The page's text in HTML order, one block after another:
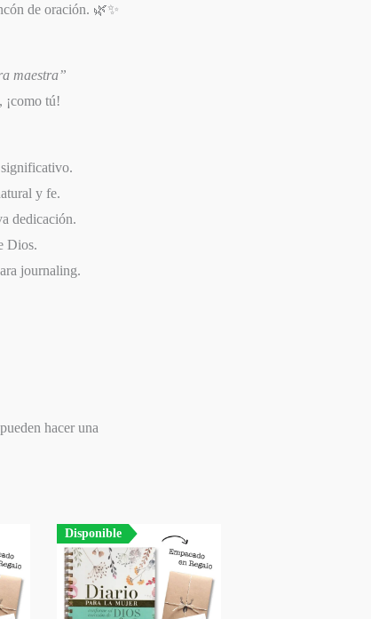
de oración. 🌿✨
maestra”
¡como tú!
y fe.
dedicación.
Dios.
journaling.
hacer una
Disponible